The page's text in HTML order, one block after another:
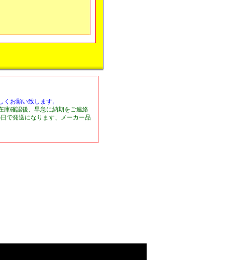
お願い致します。
庫確認後、早急に納期をご連絡
で発送になります、メーカー品